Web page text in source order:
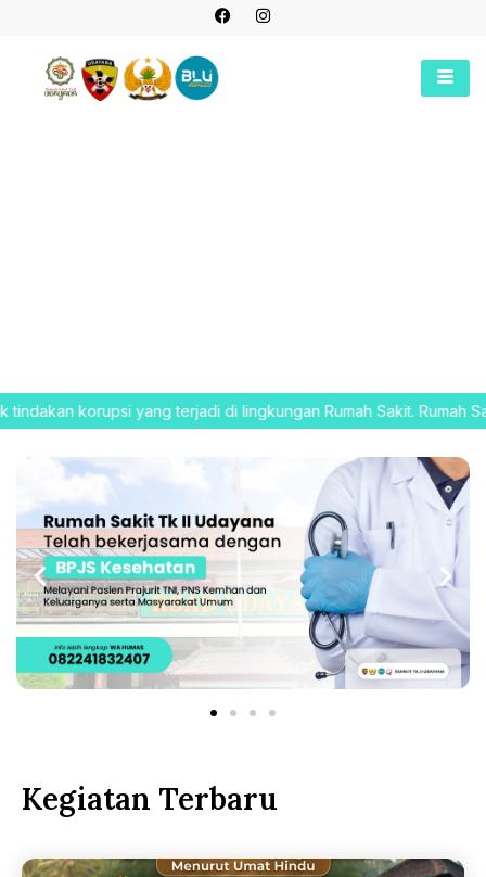
terjadi di lingkungan Rumah Sakit. Rumah Sakit Tk.II
Kegiatan Terbaru